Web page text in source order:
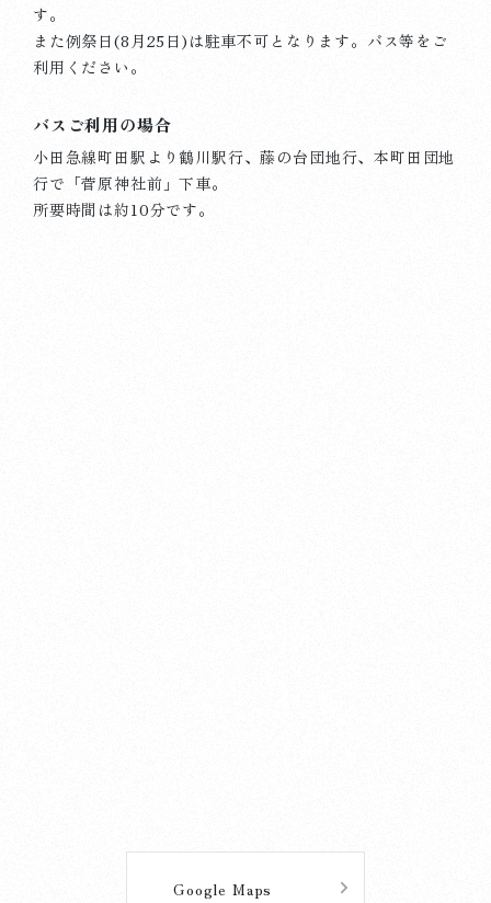
2025.05.06 杜のことづて
070325 3月30日のご祈祷受付について
詳しく見る
す。
また例祭日(8月25日)は駐車不可となります。 バス等をご
利用ください。
バスご利用の場合
小田急線町田駅より鶴川駅行、藤の台団地行、本町田団地
行で「菅原神社前」下車。
所要時間は約10分です。
Google Maps